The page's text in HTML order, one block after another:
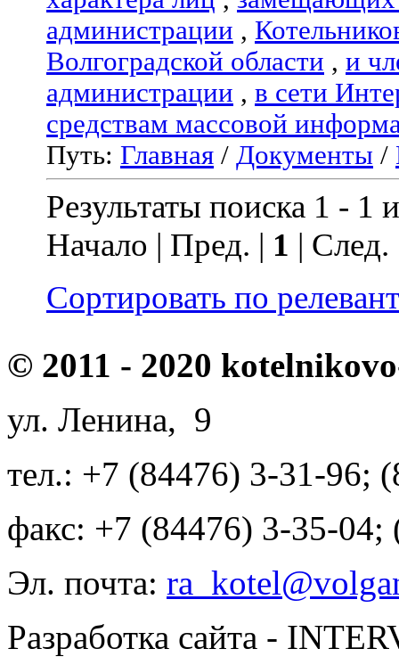
администрации ,
Волгоградской области , и
администрации , в сети
средствам массовой
Путь: Главная / Документы /
Результаты поиска 1 - 1
Начало | Пред. | 1 |
Сортировать по
© 2011 - 2020
ул. Ленина, 9
тел.: +7 (84476) 3-31-96;
факс: +7 (84476) 3-35-04;
Эл. почта:
Разработка сайта -